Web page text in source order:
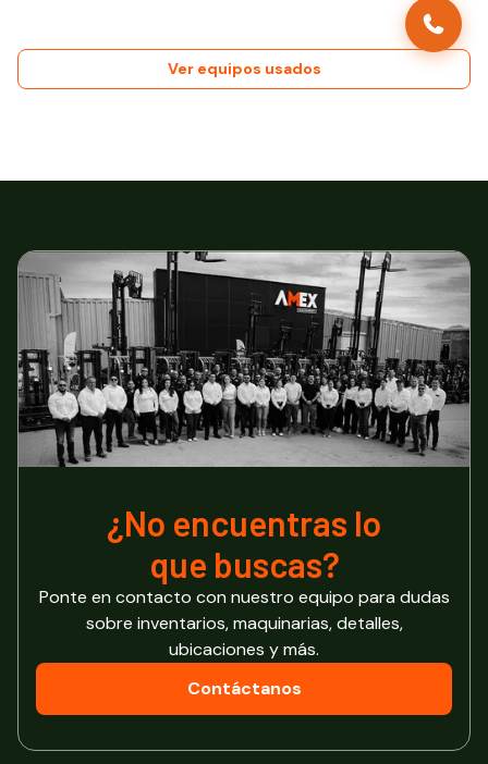
Ver equipos usados
¿No encuentras lo
que buscas?
Ponte en contacto con nuestro equipo para dudas
sobre inventarios, maquinarias, detalles,
ubicaciones y más.
Contáctanos